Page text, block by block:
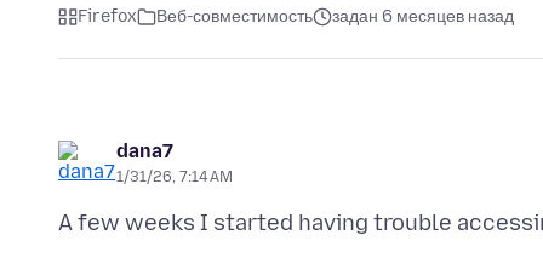
Firefox Веб-совместимость задан 6 месяцев назад
dana7
1/31/26, 7:14 AM
A few weeks I started having trouble